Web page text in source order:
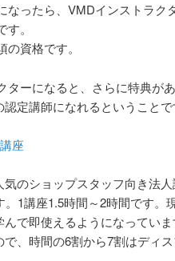
なったら、VMDインストラク
。
資格です。
ーになると、さらに特典があ
定講師になれるということで
座
のショップスタッフ向き法
1講座1.5時間～2時間です。
で即使えるようになってい
、時間の6割から7割はディ